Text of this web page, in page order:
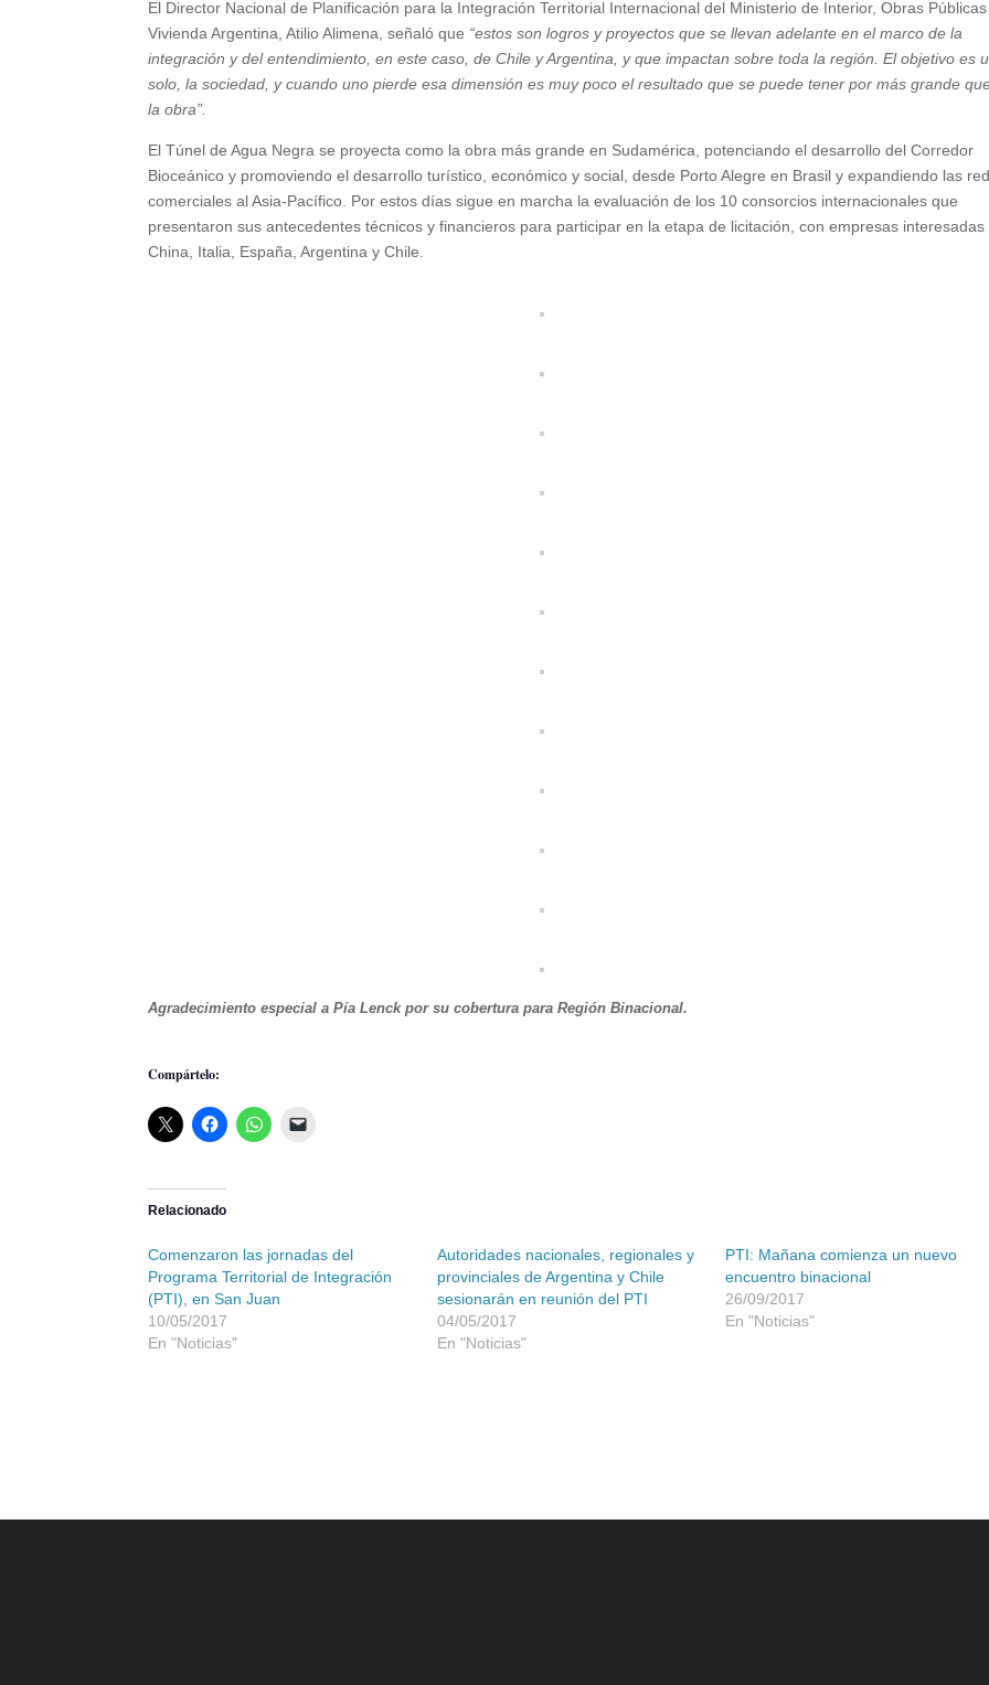
El Director Nacional de Planificación para la Integración Territorial Internacional del Ministerio de Interior, Obras
Vivienda Argentina, Atilio Alimena, señaló que “estos son logros y proyectos que se llevan adelante en el marco de la
integración y del entendimiento, en este caso, de Chile y Argentina, y que impactan sobre toda la región. El objetivo es
solo, la sociedad, y cuando uno pierde esa dimensión es muy poco el resultado que se puede tener por más grande
la obra”.
El Túnel de Agua Negra se proyecta como la obra más grande en Sudamérica, potenciando el desarrollo del Corredor
Bioceánico y promoviendo el desarrollo turístico, económico y social, desde Porto Alegre en Brasil y expandiendo las
comerciales al Asia-Pacífico. Por estos días sigue en marcha la evaluación de los 10 consorcios internacionales que
presentaron sus antecedentes técnicos y financieros para participar en la etapa de licitación, con empresas interesadas
China, Italia, España, Argentina y Chile.
Agradecimiento especial a Pía Lenck por su cobertura para Región Binacional.
Compártelo:
Relacionado
Comenzaron las jornadas del
Programa Territorial de Integración
(PTI), en San Juan
10/05/2017
En "Noticias"
Autoridades nacionales, regionales y
provinciales de Argentina y Chile
sesionarán en reunión del PTI
04/05/2017
En "Noticias"
PTI: Mañana comienza un nuevo
encuentro binacional
26/09/2017
En "Noticias"